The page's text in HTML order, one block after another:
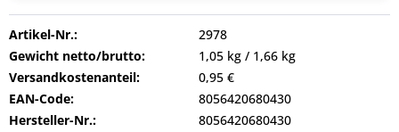
Artikel-Nr.:
2978
Gewicht netto/brutto:
1,05 kg / 1,66 kg
Versandkostenanteil:
0,95 €
EAN-Code:
8056420680430
Hersteller-Nr.:
8056420680430